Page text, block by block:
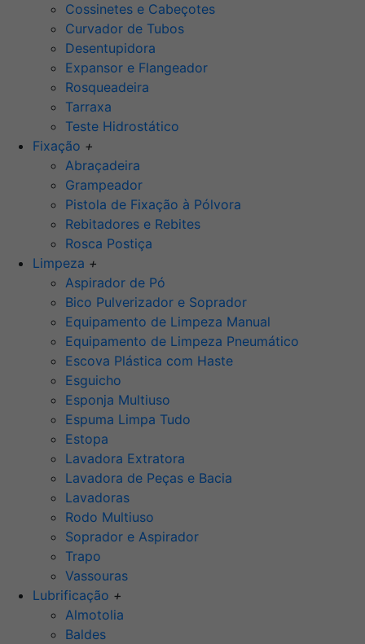
Cossinetes e Cabeçotes
Curvador de Tubos
Desentupidora
Expansor e Flangeador
Rosqueadeira
Tarraxa
Teste Hidrostático
Fixação +
Abraçadeira
Grampeador
Pistola de Fixação à Pólvora
Rebitadores e Rebites
Rosca Postiça
Limpeza +
Aspirador de Pó
Bico Pulverizador e Soprador
Equipamento de Limpeza Manual
Equipamento de Limpeza Pneumático
Escova Plástica com Haste
Esguicho
Esponja Multiuso
Espuma Limpa Tudo
Estopa
Lavadora Extratora
Lavadora de Peças e Bacia
Lavadoras
Rodo Multiuso
Soprador e Aspirador
Trapo
Vassouras
Lubrificação +
Almotolia
Baldes